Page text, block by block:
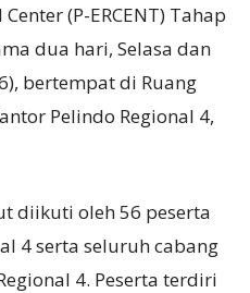
(P-ERCENT) Tahap
dua hari, Selasa dan
bertempat di Ruang
Pelindo Regional 4,
diikuti oleh 56 peserta
4 serta seluruh cabang
4. Peserta terdiri